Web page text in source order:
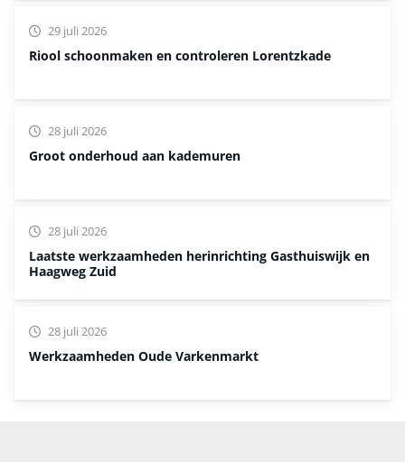
Riool schoonmaken en controleren Lorentzkade
29 juli 2026
Groot onderhoud aan kademuren
28 juli 2026
Laatste werkzaamheden herinrichting Gasthuiswijk en
Haagweg Zuid
28 juli 2026
Werkzaamheden Oude Varkenmarkt
28 juli 2026